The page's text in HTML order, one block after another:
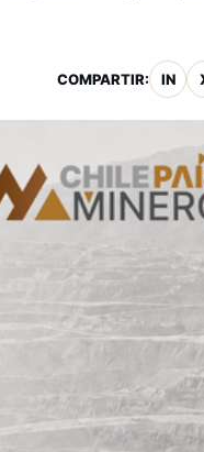
COMPARTIR: IN